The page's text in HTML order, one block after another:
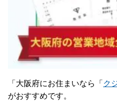
「大阪府にお住まいなら「ク
がおすすめです。